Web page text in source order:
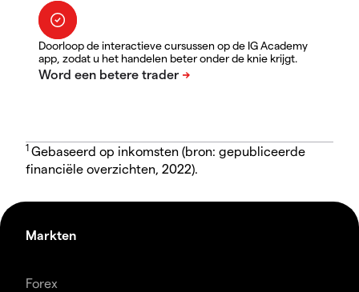
Doorloop de interactieve cursussen op de IG Academy
app, zodat u het handelen beter onder de knie krijgt.
1 Gebaseerd op inkomsten (bron: gepubliceerde
financiële overzichten, 2022).
Markten
Forex